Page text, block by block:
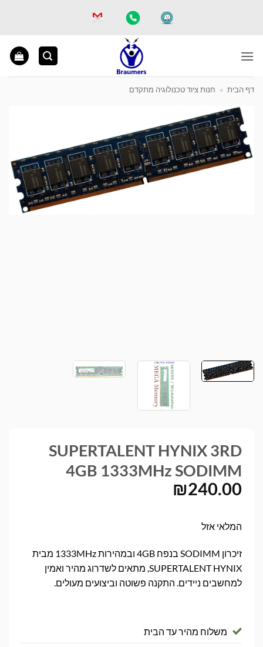
דף הבית » חנות ציוד טכנולוגיה מתקדם
SUPERTALENT HYNIX 3RD
4GB 1333MHz SODIMM
₪240.00
המלאי אזל
זיכרון SODIMM בנפח 4GB ובמהירות 1333MHz מבית
SUPERTALENT HYNIX, מתאים לשדרוג מהיר ואמין
למחשבים ניידים. התקנה פשוטה וביצועים מעולים.
משלוח מהיר עד הבית